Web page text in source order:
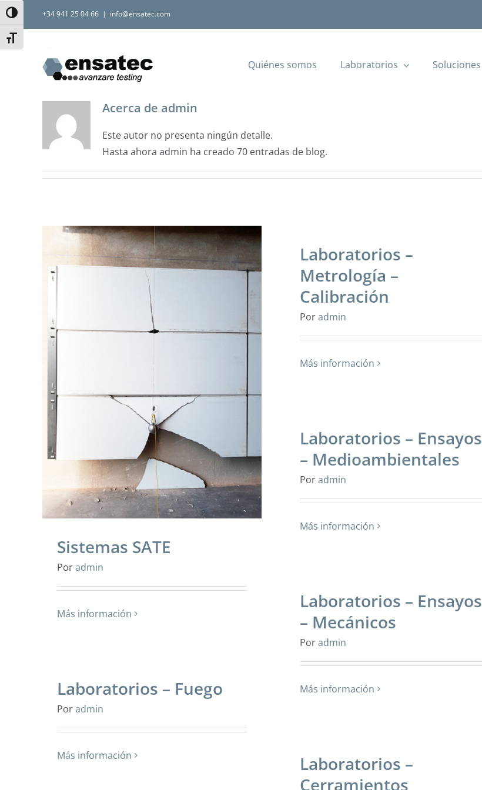
Saltar
al
contenido
+34 941 25 04 66 | info@ensatec.com
Quiénes somos Laboratorios Soluciones
Alternar alto contraste
Alternar tamaño de letra
Acerca de admin
Este autor no presenta ningún detalle.
Hasta ahora admin ha creado 70 entradas de blog.
Sistemas SATE
Poradmin
Más información
Laboratorios –
Metrología –
Calibración
Poradmin
Más información
Laboratorios – Ensayos
– Medioambientales
Poradmin
Más información
Laboratorios – Ensayos
– Mecánicos
Poradmin
Más información
Laboratorios – Fuego
Poradmin
Más información
Laboratorios –
Cerramientos